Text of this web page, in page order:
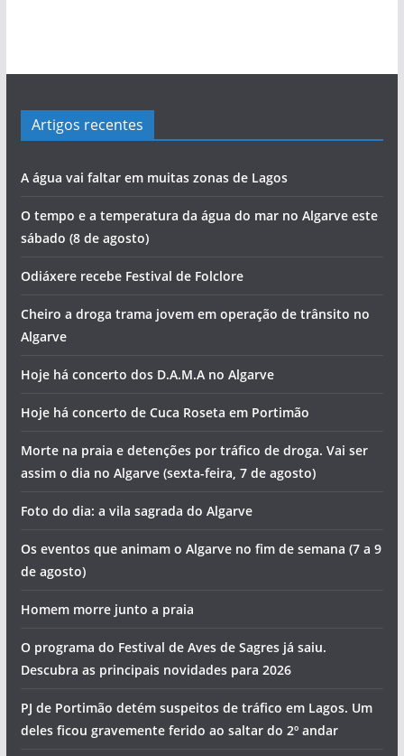
Artigos recentes
A água vai faltar em muitas zonas de Lagos
O tempo e a temperatura da água do mar no Algarve este
sábado (8 de agosto)
Odiáxere recebe Festival de Folclore
Cheiro a droga trama jovem em operação de trânsito no
Algarve
Hoje há concerto dos D.A.M.A no Algarve
Hoje há concerto de Cuca Roseta em Portimão
Morte na praia e detenções por tráfico de droga. Vai ser
assim o dia no Algarve (sexta-feira, 7 de agosto)
Foto do dia: a vila sagrada do Algarve
Os eventos que animam o Algarve no fim de semana (7 a 9
de agosto)
Homem morre junto a praia
O programa do Festival de Aves de Sagres já saiu.
Descubra as principais novidades para 2026
PJ de Portimão detém suspeitos de tráfico em Lagos. Um
deles ficou gravemente ferido ao saltar do 2º andar